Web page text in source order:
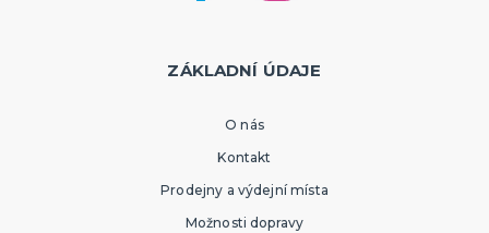
ZÁKLADNÍ ÚDAJE
O nás
Kontakt
Prodejny a výdejní místa
Možnosti dopravy